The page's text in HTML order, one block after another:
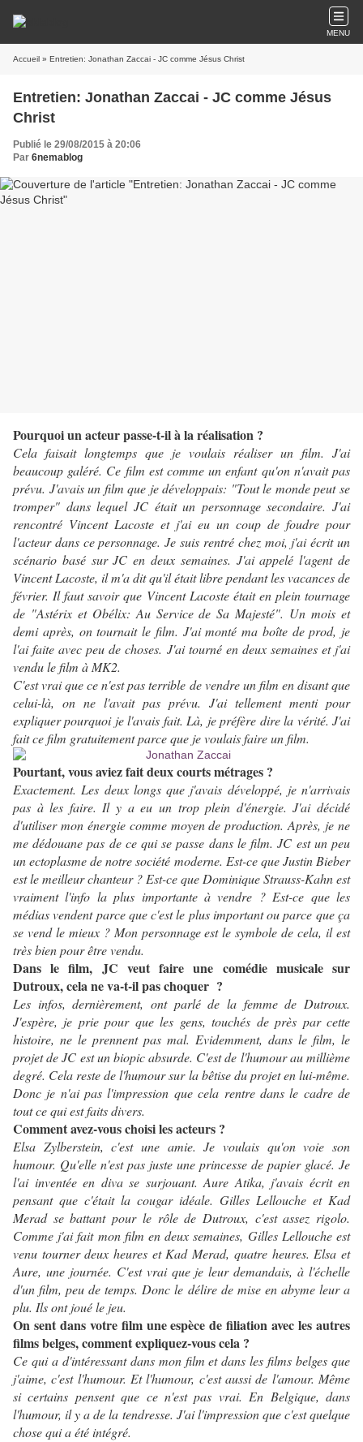
MENU
Accueil » Entretien: Jonathan Zaccai - JC comme Jésus Christ
Entretien: Jonathan Zaccai - JC comme Jésus
Christ
Publié le 29/08/2015 à 20:06
Par 6nemablog
Pourquoi un acteur passe-t-il à la réalisation ?
Cela faisait longtemps que je voulais réaliser un film. J'ai
beaucoup galéré. Ce film est comme un enfant qu'on n'avait pas
prévu. J'avais un film que je développais: "Tout le monde peut se
tromper" dans lequel JC était un personnage secondaire. J'ai
rencontré Vincent Lacoste et j'ai eu un coup de foudre pour
l'acteur dans ce personnage. Je suis rentré chez moi, j'ai écrit un
scénario basé sur JC en deux semaines. J'ai appelé l'agent de
Vincent Lacoste, il m'a dit qu'il était libre pendant les vacances de
février. Il faut savoir que Vincent Lacoste était en plein tournage
de "Astérix et Obélix: Au Service de Sa Majesté". Un mois et
demi après, on tournait le film. J'ai monté ma boîte de prod, je
l'ai faite avec peu de choses. J'ai tourné en deux semaines et j'ai
vendu le film à MK2.
C'est vrai que ce n'est pas terrible de vendre un film en disant que
celui-là, on ne l'avait pas prévu. J'ai tellement menti pour
expliquer pourquoi je l'avais fait. Là, je préfère dire la vérité. J'ai
fait ce film gratuitement parce que je voulais faire un film.
Pourtant, vous aviez fait deux courts métrages ?
Exactement. Les deux longs que j'avais développé, je n'arrivais
pas à les faire. Il y a eu un trop plein d'énergie. J'ai décidé
d'utiliser mon énergie comme moyen de production. Après, je ne
me dédouane pas de ce qui se passe dans le film. JC est un peu
un ectoplasme de notre société moderne. Est-ce que Justin Bieber
est le meilleur chanteur ? Est-ce que Dominique Strauss-Kahn est
vraiment l'info la plus importante à vendre ? Est-ce que les
médias vendent parce que c'est le plus important ou parce que ça
se vend le mieux ? Mon personnage est le symbole de cela, il est
très bien pour être vendu.
Dans le film, JC veut faire une comédie musicale sur
Dutroux, cela ne va-t-il pas choquer ?
Les infos, dernièrement, ont parlé de la femme de Dutroux.
J'espère, je prie pour que les gens, touchés de près par cette
histoire, ne le prennent pas mal. Evidemment, dans le film, le
projet de JC est un biopic absurde. C'est de l'humour au millième
degré. Cela reste de l'humour sur la bêtise du projet en lui-même.
Donc je n'ai pas l'impression que cela rentre dans le cadre de
tout ce qui est faits divers.
Comment avez-vous choisi les acteurs ?
Elsa Zylberstein, c'est une amie. Je voulais qu'on voie son
humour. Qu'elle n'est pas juste une princesse de papier glacé. Je
l'ai inventée en diva se surjouant. Aure Atika, j'avais écrit en
pensant que c'était la cougar idéale. Gilles Lellouche et Kad
Merad se battant pour le rôle de Dutroux, c'est assez rigolo.
Comme j'ai fait mon film en deux semaines, Gilles Lellouche est
venu tourner deux heures et Kad Merad, quatre heures. Elsa et
Aure, une journée. C'est vrai que je leur demandais, à l'échelle
d'un film, peu de temps. Donc le délire de mise en abyme leur a
plu. Ils ont joué le jeu.
On sent dans votre film une espèce de filiation avec les autres
films belges, comment expliquez-vous cela ?
Ce qui a d'intéressant dans mon film et dans les films belges que
j'aime, c'est l'humour. Et l'humour, c'est aussi de l'amour. Même
si certains pensent que ce n'est pas vrai. En Belgique, dans
l'humour, il y a de la tendresse. J'ai l'impression que c'est quelque
chose qui a été intégré.